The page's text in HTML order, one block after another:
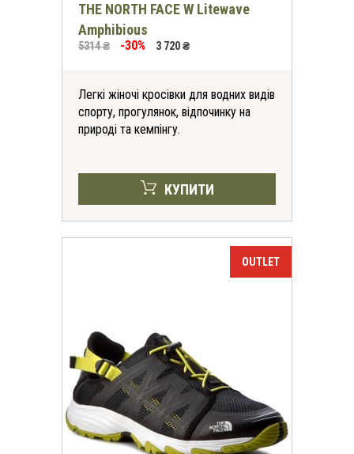
THE NORTH FACE W Litewave
Amphibious
5314 ₴ -30% 3 720 ₴
Легкі жіночі кросівки для водних видів
спорту, прогулянок, відпочинку на
природі та кемпінгу.
КУПИТИ